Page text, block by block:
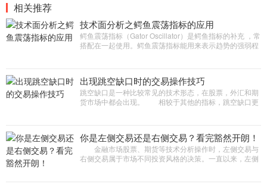
相关推荐
技术面分析之鳄鱼震荡指标的应用
鳄鱼震荡指标（Gator Oscillator）是鳄鱼指标的补充 ，常
搭配在一起使用。鳄鱼震荡指标能用来表示趋势的强弱程
出现跳空缺口时的交易操作技巧
跳空缺口是一种比较常见的技术形态，在股票，外汇和期
货市场中都会出现。 相较于其他的指标，跳空缺口更
你是左侧交易还是右侧交易？看完豁然开朗！
金融市场股票、期货等技术分析操作时，左侧交易与
右侧交易属于市场不同投资风格的决策。一直以来，左侧